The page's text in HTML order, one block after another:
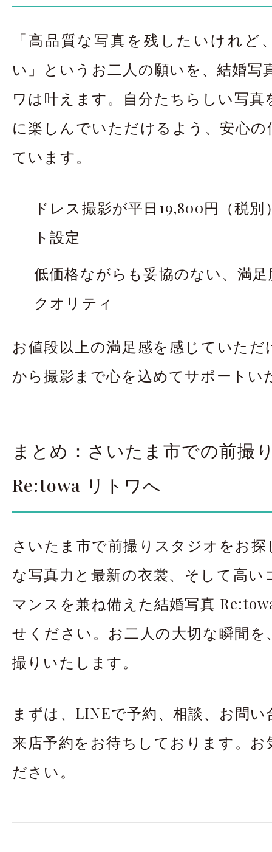
「高品質な写真を残したいけれど
い」というお二人の願いを、結婚写
ワは叶えます。自分たちらしい写
に楽しんでいただけるよう、安心の
ています。
ドレス撮影が平日19,800円（税
ト設定
低価格ながらも妥協のない、満足
クオリティ
お値段以上の満足感を感じていただ
から撮影まで心を込めてサポートい
まとめ：さいたま市での前撮
Re:towa リトワへ
さいたま市で前撮りスタジオをお
な写真力と最新の衣裳、そして高い
マンスを兼ね備えた結婚写真
せください。お二人の大切な瞬間を
撮りいたします。
まずは、LINEで予約、相談、お問
来店予約をお待ちしております。お
ださい。